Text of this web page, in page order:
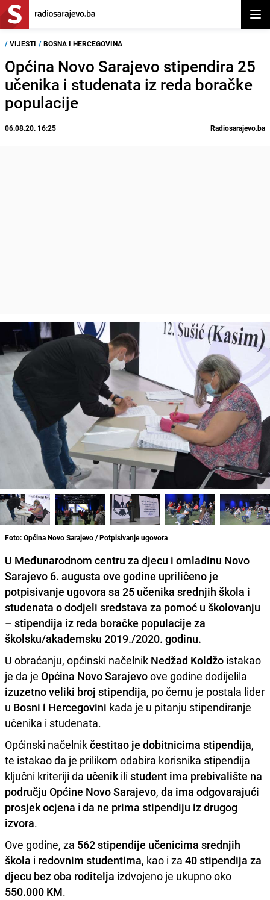
/ VIJESTI / BOSNA I HERCEGOVINA
Općina Novo Sarajevo stipendira 25
učenika i studenata iz reda boračke
populacije
06.08.20. 16:25 Radiosarajevo.ba
Foto: Općina Novo Sarajevo / Potpisivanje ugovora
U Međunarodnom centru za djecu i omladinu Novo
Sarajevo 6. augusta ove godine upriličeno je
potpisivanje ugovora sa 25 učenika srednjih škola i
studenata ododjeli sredstava za pomoć u školovanju
– stipendija iz reda boračke populacije za
školsku/akademsku 2019./2020. godinu.
U obraćanju, općinski načelnik Nedžad Koldžo istakao
je da je Općina Novo Sarajevoove godine dodijelila
izuzetno veliki broj stipendija, po čemu je postala lider
u Bosni i Hercegovini kada je u pitanju stipendiranje
učenika i studenata.
Općinski načelnikčestitao je dobitnicima stipendija,
te istakao da je prilikom odabira korisnika stipendija
ključni kriteriji da učenikili student ima prebivalište na
području Općine Novo Sarajevo, da ima odgovarajući
prosjek ocjena i da ne prima stipendiju iz drugog
izvora.
Ove godine, za 562 stipendije učenicima srednjih
škola i redovnim studentima, kao i za 40 stipendija za
djecu bez oba roditelja izdvojeno je ukupno oko
550.000 KM.